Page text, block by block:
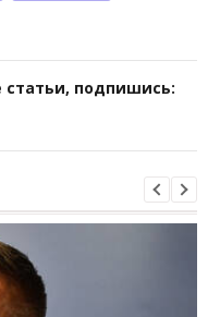
статьи, подпишись: